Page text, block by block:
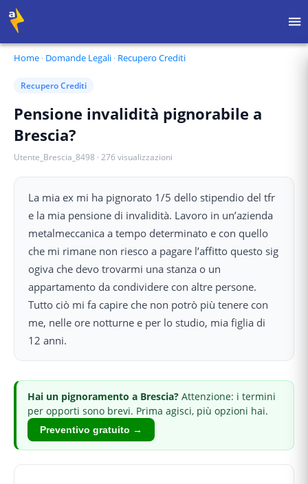
Home · Domande Legali · Recupero Crediti
Recupero Crediti
Pensione invalidità pignorabile a
Brescia?
Utente_Brescia_8498 · 276 visualizzazioni
La mia ex mi ha pignorato 1/5 dello stipendio del tfr
e la mia pensione di invalidità. Lavoro in un’azienda
metalmeccanica a tempo determinato e con quello
che mi rimane non riesco a pagare l’affitto questo sig
ogiva che devo trovarmi una stanza o un
appartamento da condividere con altre persone.
Tutto ciò mi fa capire che non potrò più tenere con
me, nelle ore notturne e per lo studio, mia figlia di
12 anni.
Hai un pignoramento a Brescia? Attenzione: i termini
per opporti sono brevi. Prima agisci, più opzioni hai.
Preventivo gratuito →